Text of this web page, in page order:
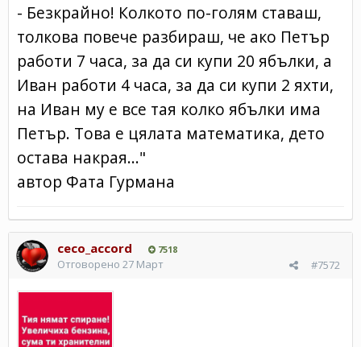
- Безкрайно! Колкото по-голям ставаш,
толкова повече разбираш, че ако Петър
работи 7 часа, за да си купи 20 ябълки, а
Иван работи 4 часа, за да си купи 2 яхти,
на Иван му е все тая колко ябълки има
Петър. Това е цялата математика, дето
остава накрая..."
автор Фата Гурмана
ceco_accord 7518
#7572
Отговорено 27 Март